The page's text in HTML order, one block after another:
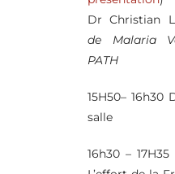
Dr Christian
de Malaria
PATH
15H50– 16h30
salle
16h30 –